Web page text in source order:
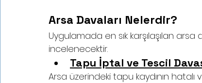
Arsa Davaları Nelerdir?
Uygulamada en sık karşılaşılan
incelenecektir.
Tapu İptal ve Tescil
Arsa üzerindeki tapu kaydının hatalı